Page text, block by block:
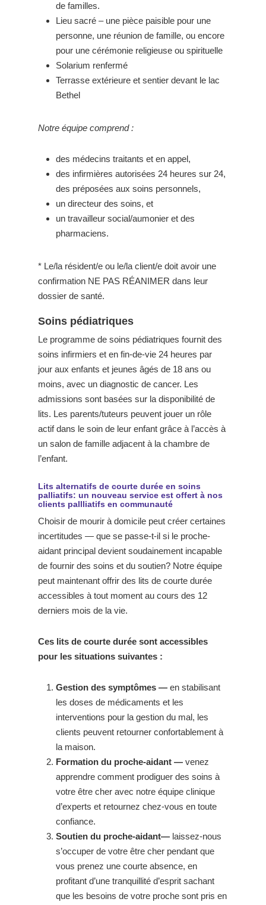
de familles.
Lieu sacré – une pièce paisible pour une
personne, une réunion de famille, ou encore
pour une cérémonie religieuse ou spirituelle
Solarium renfermé
Terrasse extérieure et sentier devant le lac
Bethel
Notre équipe comprend :
des médecins traitants et en appel,
des infirmières autorisées 24 heures sur 24,
des préposées aux soins personnels,
un directeur des soins, et
un travailleur social/aumonier et des
pharmaciens.
* Le/la résident/e ou le/la client/e doit avoir une
confirmation NE PAS RÉANIMER dans leur
dossier de santé.
Soins pédiatriques
Le programme de soins pédiatriques fournit des
soins infirmiers et en fin-de-vie 24 heures par
jour aux enfants et jeunes âgés de 18 ans ou
moins, avec un diagnostic de cancer. Les
admissions sont basées sur la disponibilité de
lits. Les parents/tuteurs peuvent jouer un rôle
actif dans le soin de leur enfant grâce à l’accès à
un salon de famille adjacent à la chambre de
l’enfant.
Lits alternatifs de courte durée en soins
palliatifs: un nouveau service est offert à nos
clients pallliatifs en communauté
Choisir de mourir à domicile peut créer certaines
incertitudes — que se passe-t-il si le proche-
aidant principal devient soudainement incapable
de fournir des soins et du soutien? Notre équipe
peut maintenant offrir des lits de courte durée
accessibles à tout moment au cours des 12
derniers mois de la vie.
Ces lits de courte durée sont accessibles
pour les situations suivantes :
Gestion des symptômes —en stabilisant
les doses de médicaments et les
interventions pour la gestion du mal, les
clients peuvent retourner confortablement à
la maison.
Formation du proche-aidant —venez
apprendre comment prodiguer des soins à
votre être cher avec notre équipe clinique
d’experts et retournez chez-vous en toute
confiance.
Soutien du proche-aidant— laissez-nous
s’occuper de votre être cher pendant que
vous prenez une courte absence, en
profitant d’une tranquillité d’esprit sachant
que les besoins de votre proche sont pris en